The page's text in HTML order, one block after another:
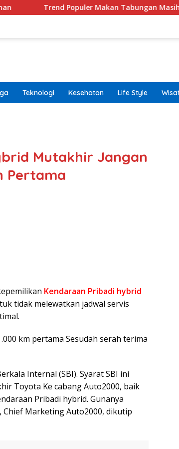
Populer Makan Tabungan Masih Terjadi?
Teknologi Kesehatan Life Style
Mutakhir Jangan
Pertama
Kendaraan Pribadi hybrid
tidak melewatkan jadwal servis
km pertama Sesudah serah terima
Internal (SBI). Syarat SBI ini
Toyota Ke cabang Auto2000, baik
Pribadi hybrid. Gunanya
Chief Marketing Auto2000, dikutip